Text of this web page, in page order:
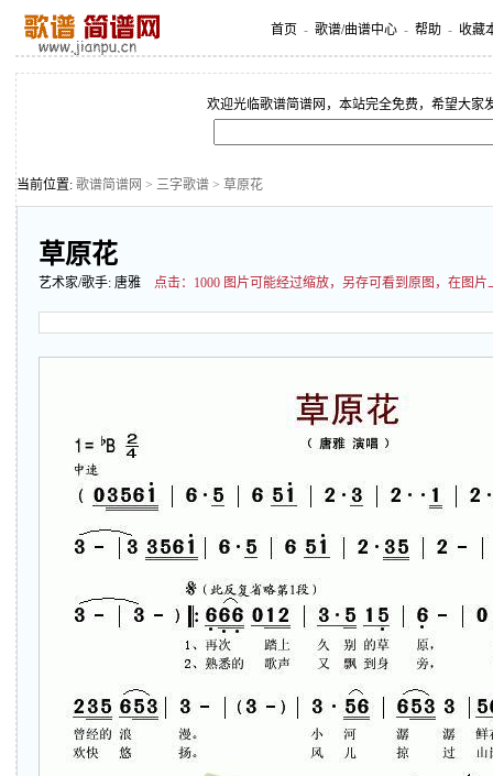
首页 - 歌谱/曲谱中心 - 帮助 - 收藏
欢迎光临歌谱简谱网，本站完全免费，希望大家
当前位置: 歌谱简谱网 > 三字歌谱 > 草原花
草原花
艺术家/歌手: 唐雅 点击： 1000 图片可能经过缩放，另存可看到原图，在图